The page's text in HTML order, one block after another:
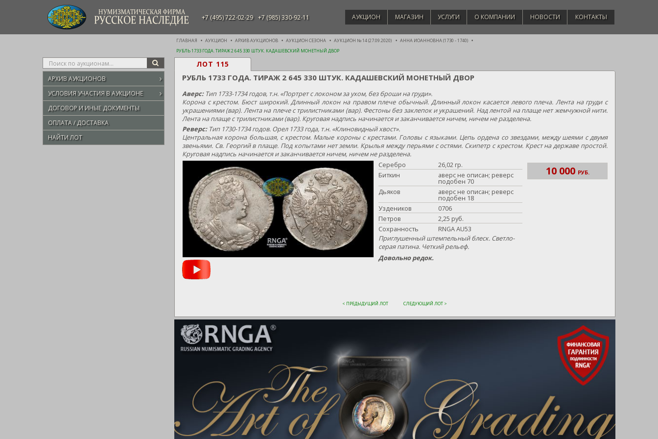
НУМИЗМАТИЧЕСКАЯ ФИРМА
РУССКОЕ НАСЛЕДИЕ +7 (495) 722-02-29 +7 (985) 330-92-11 АУКЦИОН МАГАЗИН УСЛУГИ О КОМПАНИИ НОВОСТИ КОНТАКТЫ
ГЛАВНАЯ АУКЦИОН АРХИВ АУКЦИОНОВ АУКЦИОН СЕЗОНА АУКЦИОН № 14 (27.09.2020)
АННА ИОАННОВНА (1730 - 1740)
РУБЛЬ 1733 ГОДА. ТИРАЖ 2 645 330 ШТУК. КАДАШЕВСКИЙ МОНЕТНЫЙ ДВОР
Type
your
search
here
SEARCH
АРХИВ АУКЦИОНОВ
УСЛОВИЯ УЧАСТИЯ В АУКЦИОНЕ
ДОГОВОР И ИНЫЕ ДОКУМЕНТЫ
ОПЛАТА / ДОСТАВКА
НАЙТИ ЛОТ
ЛОТ 115
РУБЛЬ 1733 ГОДА. ТИРАЖ 2 645 330 ШТУК. КАДАШЕВСКИЙ МОНЕТНЫЙ ДВОР
Аверс:Тип 1733-1734 годов, т.н. «Портрет с локоном за ухом, без броши на груди».
Корона с крестом. Бюст широкий. Длинный локон на правом плече обычный. Длинный локон касается левого плеча. Лента на груди с
украшениями (вар). Лента на плече с трилистниками (вар). Фестоны без заклепок и украшений. Над лентой на плаще нет жемчужной нити.
Лента на плаще с трилистниками (вар). Круговая надпись начинается и заканчивается ничем, ничем не разделена.
Реверс:Тип 1730-1734 годов. Орел 1733 года, т.н. «Клиновидный хвост».
Центральная корона большая, с крестом. Малые короны с крестами. Головы с языками. Цепь ордена со звездами, между шеями с двумя
звеньями. Св. Георгий в плаще. Под копытами нет земли. Крылья между перьями с остями. Скипетр с крестом. Крест на державе простой.
Круговая надпись начинается и заканчивается ничем, ничем не разделена.
Серебро
26,02 гр.
Биткин
аверс не описан; реверс
подобен 70
Дьяков
аверс не описан; реверс
подобен 18
Уздеников
0706
Петров
2,25 руб.
Сохранность
RNGA AU53
Приглушенный штемпельный блеск. Светло-
серая патина. Четкий рельеф.
Довольно редок.
10 000 РУБ.
< ПРЕДЫДУЩИЙ ЛОТ СЛЕДУЮЩИЙ ЛОТ >